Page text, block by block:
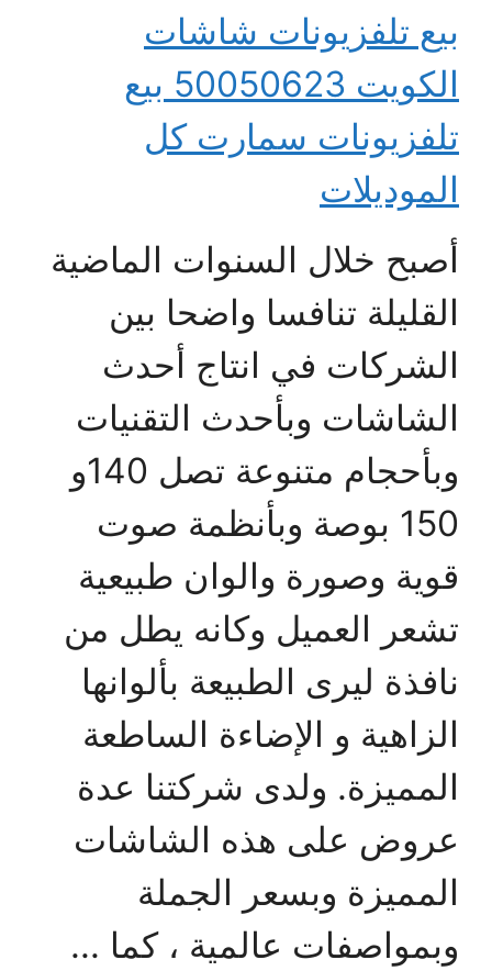
بيع تلفزيونات شاشات
الكويت 50050623 بيع
تلفزيونات سمارت كل
الموديلات
أصبح خلال السنوات الماضية
القليلة تنافسا واضحا بين
الشركات في انتاج أحدث
الشاشات وبأحدث التقنيات
وبأحجام متنوعة تصل 140و
150 بوصة وبأنظمة صوت
قوية وصورة والوان طبيعية
تشعر العميل وكانه يطل من
نافذة ليرى الطبيعة بألوانها
الزاهية و الإضاءة الساطعة
المميزة. ولدى شركتنا عدة
عروض على هذه الشاشات
المميزة وبسعر الجملة
وبمواصفات عالمية ، كما ...